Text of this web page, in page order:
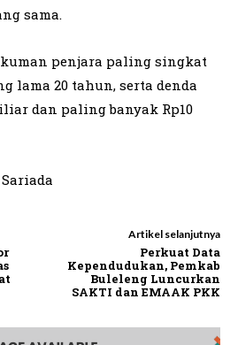
sama.
penjara paling singkat
lama 20 tahun, serta denda
dan paling banyak Rp10
Artikel selanjutnya
Perkuat Data
Kependudukan, Pemkab
Buleleng Luncurkan
SAKTI dan EMAAK PKK